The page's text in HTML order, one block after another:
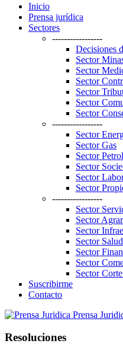
Inicio
Prensa jurídica
Sectores
-----------------
Decisiones
Sector
Sector
Sector
Sector
Sector
Sector
-----------------
Sector
Sector Gas
Sector
Sector
Sector
Sector
-----------------
Sector
Sector
Sector
Sector Salud
Sector
Sector
Sector
Suscribirme
Contacto
Prensa
Resoluciones